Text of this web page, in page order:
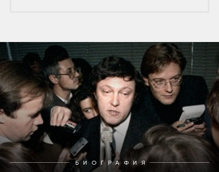
БИОГРАФИЯ